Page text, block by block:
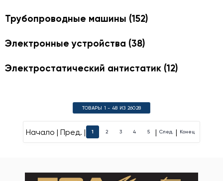
Трубопроводные машины (152)
Электронные устройства (38)
Электростатический антистатик (12)
ТОВАРЫ 1 - 48 ИЗ 26028
Начало | Пред. | 1 2 3 4 5 | След. | Конец